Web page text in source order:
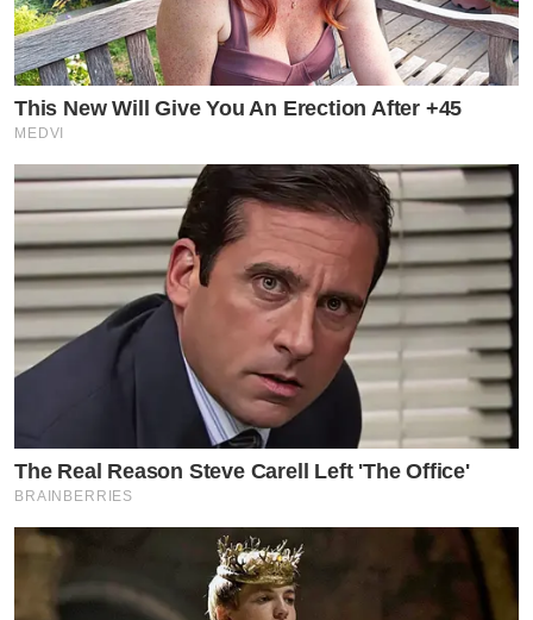
This New Will Give You An Erection After +45
MEDVI
The Real Reason Steve Carell Left 'The Office'
BRAINBERRIES